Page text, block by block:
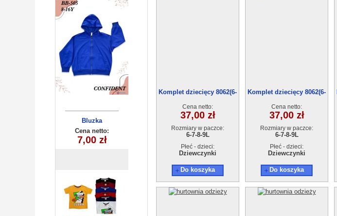
Bluzka
chłopięca
(1-4) 4szt
Cena netto:
7,00 zł
Komplet dziecięcy 8062(6-
Cena netto:
37,00 zł
Rozmiary w paczce:
6-7-8-9L
Płeć - dzieci:
Dziewczynki
Do koszyka
Komplet dziecięcy 8062(6-
Cena netto:
37,00 zł
Rozmiary w paczce:
6-7-8-9L
Płeć - dzieci:
Dziewczynki
Do koszyka